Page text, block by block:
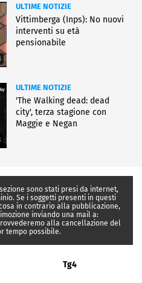
ULTIME NOTIZIE
Vittimberga (Inps): No nuovi
interventi su età
pensionabile
ULTIME NOTIZIE
'The Walking dead: dead
city', terza stagione con
Maggie e Negan
sono stati presi da internet,
Se i soggetti presenti in questi
in contrario alla pubblicazione,
inviando una mail a:
alla cancellazione del
tempo possibile.
Tg4